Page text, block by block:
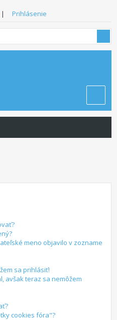
Prihlásenie
meno objavilo v zozname
sa prihlásiť!
avšak teraz sa nemôžem
cookies fóra"?